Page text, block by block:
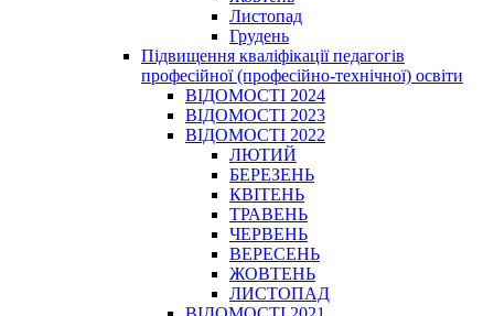
Листопад
Грудень
Підвищення кваліфікації педагогів
професійної (професійно-технічної) освіти
ВІДОМОСТІ 2024
ВІДОМОСТІ 2023
ВІДОМОСТІ 2022
ЛЮТИЙ
БЕРЕЗЕНЬ
КВІТЕНЬ
ТРАВЕНЬ
ЧЕРВЕНЬ
ВЕРЕСЕНЬ
ЖОВТЕНЬ
ЛИСТОПАД